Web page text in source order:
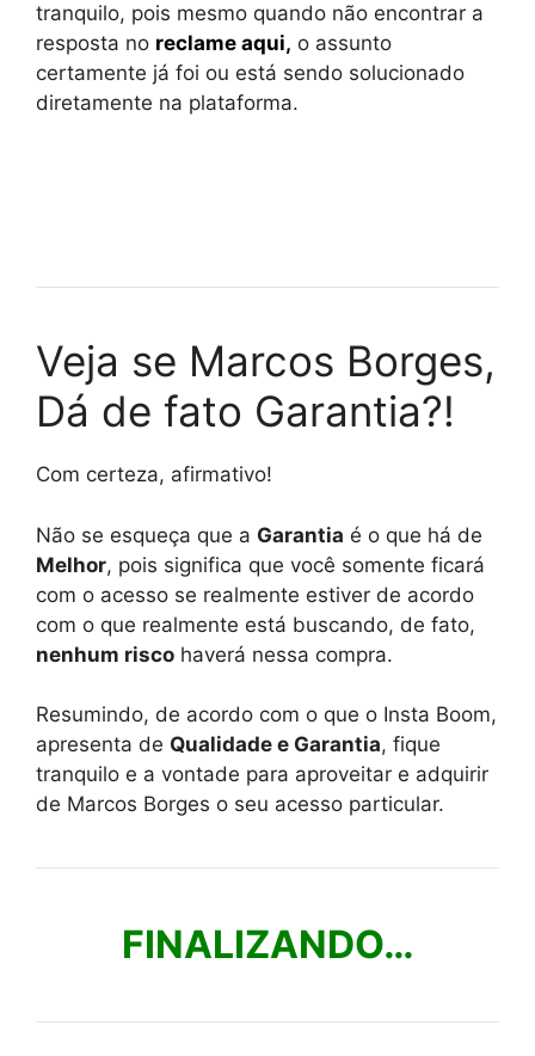
tranquilo, pois mesmo quando não encontrar a
resposta no reclame aqui, o assunto
certamente já foi ou está sendo solucionado
diretamente na plataforma.
Veja se Marcos Borges,
Dá de fato Garantia?!
Com certeza, afirmativo!
Não se esqueça que a Garantia é o que há de
Melhor, pois significa que você somente ficará
com o acesso se realmente estiver de acordo
com o que realmente está buscando, de fato,
nenhum risco haverá nessa compra.
Resumindo, de acordo com o que o Insta Boom,
apresenta de Qualidade e Garantia, fique
tranquilo e a vontade para aproveitar e adquirir
de Marcos Borges o seu acesso particular.
FINALIZANDO…